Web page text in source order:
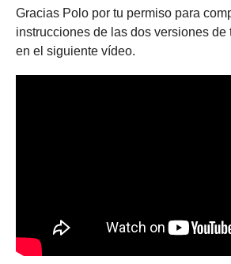
Gracias Polo por tu permiso para
instrucciones de las dos versiones de
en el siguiente vídeo.